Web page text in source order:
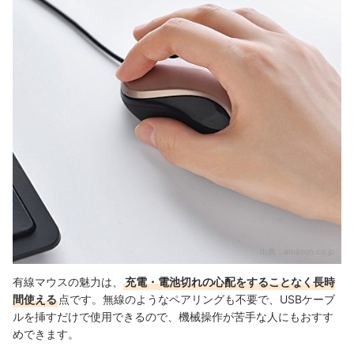
有線マウスの魅力は、
充電・電池切れの心配をすることなく長時
間使える 点です。無線のようなペアリングも不要で、USBケーブ
ルを挿すだけで使用できるので、機械操作が苦手な人にもおすす
めできます。